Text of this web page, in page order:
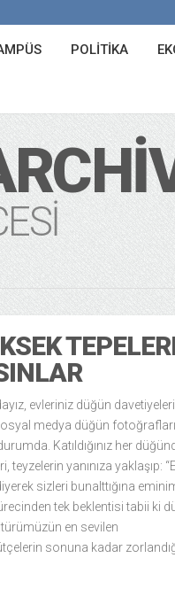
POLITIKA
evleriniz düğün
medya düğün fotoğrafları
Katıldığınız her
yanınıza yaklaşıp:
sizleri bunalttığına
tek beklentisi tabii ki
en sevilen
sonuna kadar